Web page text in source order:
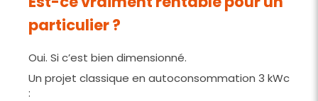
particulier ?
Oui. Si c’est bien dimensionné.
Un projet classique en autoconsommation 3 kWc
: